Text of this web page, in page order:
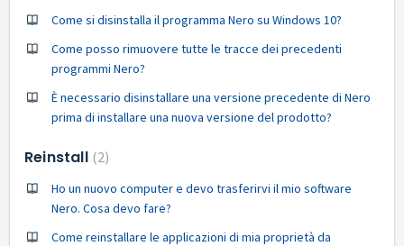
Come si disinstalla il programma Nero su Windows 10?
Come posso rimuovere tutte le tracce dei precedenti
programmi Nero?
È necessario disinstallare una versione precedente di Nero
prima di installare una nuova versione del prodotto?
Reinstall 2
Ho un nuovo computer e devo trasferirvi il mio software
Nero. Cosa devo fare?
Come reinstallare le applicazioni di mia proprietà da